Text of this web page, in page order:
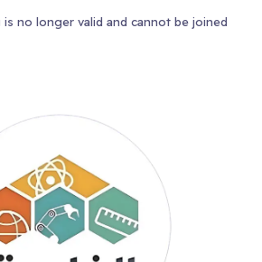
no longer valid and cannot be joined !